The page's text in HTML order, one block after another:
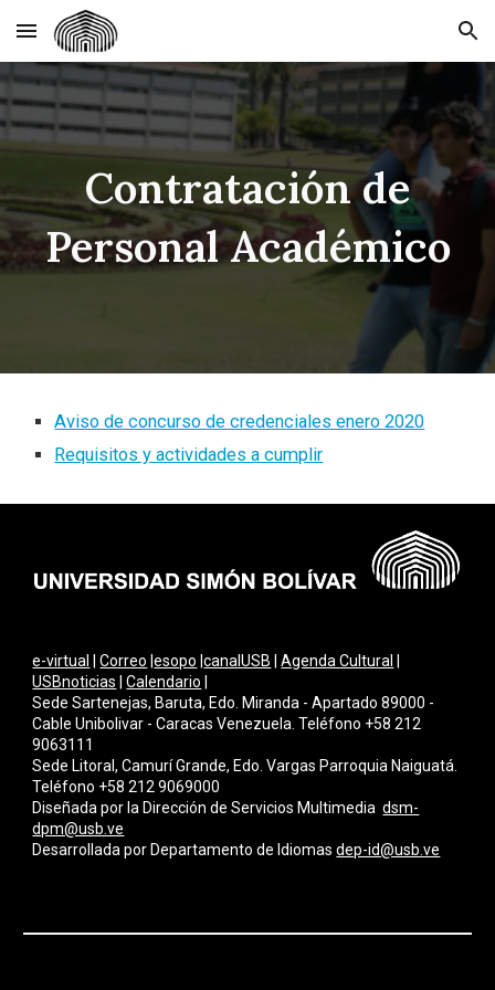
Skip to main content Skip to navigation
Contratación de
Personal Académico
Aviso de concurso de credenciales enero 2020
Requisitos y actividades a cumplir
e-virtual |Correo |esopo |canalUSB |Agenda Cultural
USBnoticias |Calendario
Sede Sartenejas, Baruta, Edo. Miranda - Apartado 89000 -
Cable Unibolivar - Caracas Venezuela. Teléfono +58 212
9063111
Sede Litoral, Camurí Grande, Edo. Vargas Parroquia Naiguatá.
Teléfono +58 212 9069000
Diseñada por la Dirección de Servicios Multimediadsm-
dpm@usb.ve
Desarrollada por Departamento de Idiomasdep-id@usb.ve